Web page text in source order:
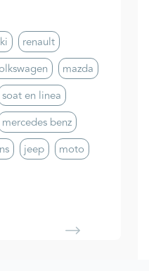
renault
mazda
soat en linea
mercedes benz
jeep
moto